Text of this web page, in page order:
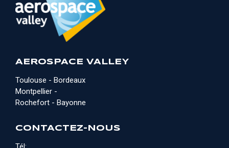
AEROSPACE VALLEY
Toulouse - Bordeaux
Montpellier -
Rochefort - Bayonne
CONTACTEZ-NOUS